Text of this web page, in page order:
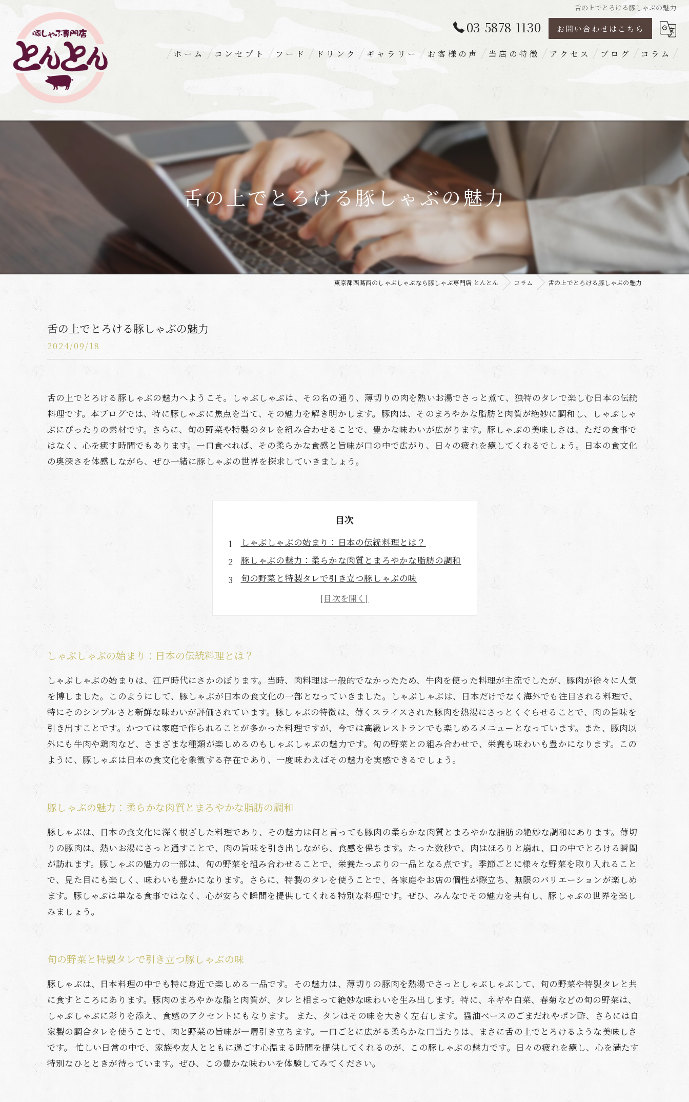
舌の上でとろける豚しゃぶの魅力
03-5878-1130 お問い合わせはこちら
ホーム コンセプト フード ドリンク ギャラリー お客様の声 当店の特徴
豚肉
宴会
梅出汁
アクセス ブログ コラム
舌の上でとろける豚しゃぶの魅力
東京都西葛西のしゃぶしゃぶなら豚しゃぶ専門店 とんとん コラム 舌の上でとろける豚しゃぶの魅力
舌の上でとろける豚しゃぶの魅力
2024/09/18
舌の上でとろける豚しゃぶの魅力へようこそ。しゃぶしゃぶは、その名の通り、薄切りの肉を熱いお湯でさっと煮て、独特のタレで楽しむ日本の伝統
料理です。本ブログでは、特に豚しゃぶに焦点を当て、その魅力を解き明かします。豚肉は、そのまろやかな脂肪と肉質が絶妙に調和し、しゃぶしゃ
ぶにぴったりの素材です。さらに、旬の野菜や特製のタレを組み合わせることで、豊かな味わいが広がります。豚しゃぶの美味しさは、ただの食事で
はなく、心を癒す時間でもあります。一口食べれば、その柔らかな食感と旨味が口の中で広がり、日々の疲れを癒してくれるでしょう。日本の食文化
の奥深さを体感しながら、ぜひ一緒に豚しゃぶの世界を探求していきましょう。
目次
しゃぶしゃぶの始まり：日本の伝統料理とは？
豚しゃぶの魅力：柔らかな肉質とまろやかな脂肪の調和
旬の野菜と特製タレで引き立つ豚しゃぶの味
一口で広がる豊かな味わい：心を癒す食事の時間
エンディング：豚しゃぶで味わう特別なひととき
しゃぶしゃぶの始まり：日本の伝統料理とは？
しゃぶしゃぶの始まりは、江戸時代にさかのぼります。当時、肉料理は一般的でなかったため、牛肉を使った料理が主流でしたが、豚肉が徐々に人気
を博しました。このようにして、豚しゃぶが日本の食文化の一部となっていきました。しゃぶしゃぶは、日本だけでなく海外でも注目される料理で、
特にそのシンプルさと新鮮な味わいが評価されています。豚しゃぶの特徴は、薄くスライスされた豚肉を熱湯にさっとくぐらせることで、肉の旨味を
引き出すことです。かつては家庭で作られることが多かった料理ですが、今では高級レストランでも楽しめるメニューとなっています。また、豚肉以
外にも牛肉や鶏肉など、さまざまな種類が楽しめるのもしゃぶしゃぶの魅力です。旬の野菜との組み合わせで、栄養も味わいも豊かになります。この
ように、豚しゃぶは日本の食文化を象徴する存在であり、一度味わえばその魅力を実感できるでしょう。
豚しゃぶの魅力：柔らかな肉質とまろやかな脂肪の調和
豚しゃぶは、日本の食文化に深く根ざした料理であり、その魅力は何と言っても豚肉の柔らかな肉質とまろやかな脂肪の絶妙な調和にあります。薄切
りの豚肉は、熱いお湯にさっと通すことで、肉の旨味を引き出しながら、食感を保ちます。たった数秒で、肉はほろりと崩れ、口の中でとろける瞬間
が訪れます。豚しゃぶの魅力の一部は、旬の野菜を組み合わせることで、栄養たっぷりの一品となる点です。季節ごとに様々な野菜を取り入れること
で、見た目にも楽しく、味わいも豊かになります。さらに、特製のタレを使うことで、各家庭やお店の個性が際立ち、無限のバリエーションが楽しめ
ます。豚しゃぶは単なる食事ではなく、心が安らぐ瞬間を提供してくれる特別な料理です。ぜひ、みんなでその魅力を共有し、豚しゃぶの世界を楽し
みましょう。
旬の野菜と特製タレで引き立つ豚しゃぶの味
豚しゃぶは、日本料理の中でも特に身近で楽しめる一品です。その魅力は、薄切りの豚肉を熱湯でさっとしゃぶしゃぶして、旬の野菜や特製タレと共
に食すところにあります。豚肉のまろやかな脂と肉質が、タレと相まって絶妙な味わいを生み出します。特に、ネギや白菜、春菊などの旬の野菜は、
しゃぶしゃぶに彩りを添え、食感のアクセントにもなります。 また、タレはその味を大きく左右します。醤油ベースのごまだれやポン酢、さらには自
家製の調合タレを使うことで、肉と野菜の旨味が一層引き立ちます。一口ごとに広がる柔らかな口当たりは、まさに舌の上でとろけるような美味しさ
です。 忙しい日常の中で、家族や友人とともに過ごす心温まる時間を提供してくれるのが、この豚しゃぶの魅力です。日々の疲れを癒し、心を満たす
特別なひとときが待っています。ぜひ、この豊かな味わいを体験してみてください。